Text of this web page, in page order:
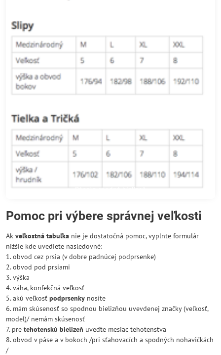
Pánska spodná bielizeň
Pomoc pri výbere správnej veľkosti
Ak veľkostná tabuľka nie je dostatočná pomoc, vyplnte formulár
nižšie kde uvediete nasledovné:
1. obvod cez prsia (v dobre padnúcej podprsenke)
2. obvod pod prsiami
3. výška
4. váha, konfekčná veľkosť
5. akú veľkosť podprsenky nosíte
6. mám skúsenosť so spodnou bielizňou uvevdenej značky (veľkosť,
model)/ nemám skúsenosť
7. pre tehotenskú bielizeň uveďte mesiac tehotenstva
8. obvod v páse a v bokoch /pri sťahovacích a spodných nohavičkách
/